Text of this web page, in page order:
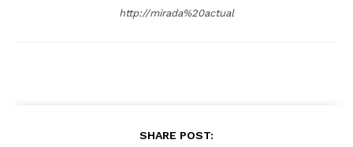
http://mirada%20actual
SHARE POST: